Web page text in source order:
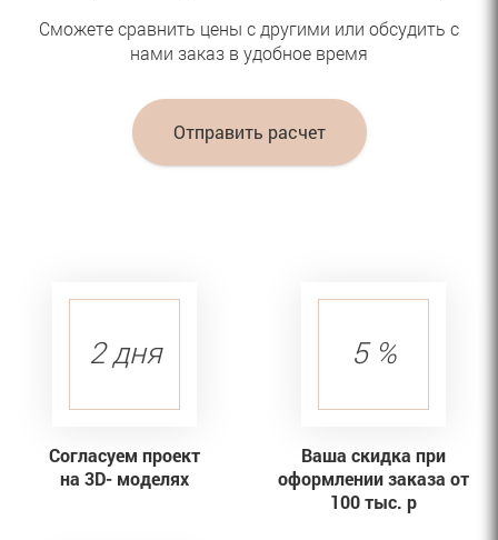
Сможете сравнить цены с другими или обсудить с
нами заказ в удобное время
Отправить расчет
2 дня
Согласуем проект
на 3D- моделях
5 %
Ваша скидка при
оформлении заказа от
100 тыс. р